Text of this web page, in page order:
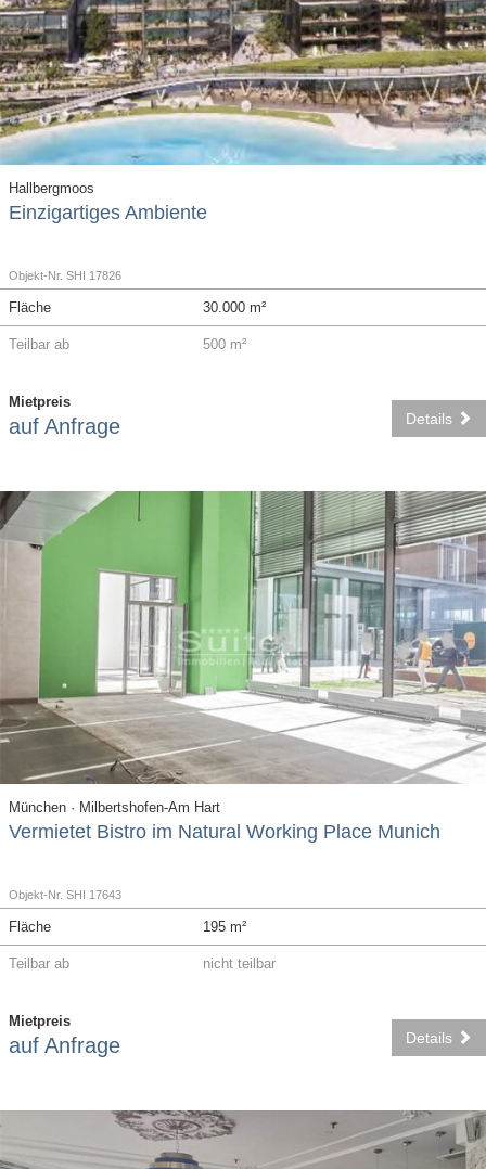
Hallbergmoos
Einzigartiges Ambiente
Objekt-Nr. SHI 17826
Fläche 30.000 m²
Teilbar ab 500 m²
Mietpreis
auf Anfrage Details
München · Milbertshofen-Am Hart
Vermietet Bistro im Natural Working Place Munich
Objekt-Nr. SHI 17643
Fläche 195 m²
Teilbar ab nicht teilbar
Mietpreis
auf Anfrage Details